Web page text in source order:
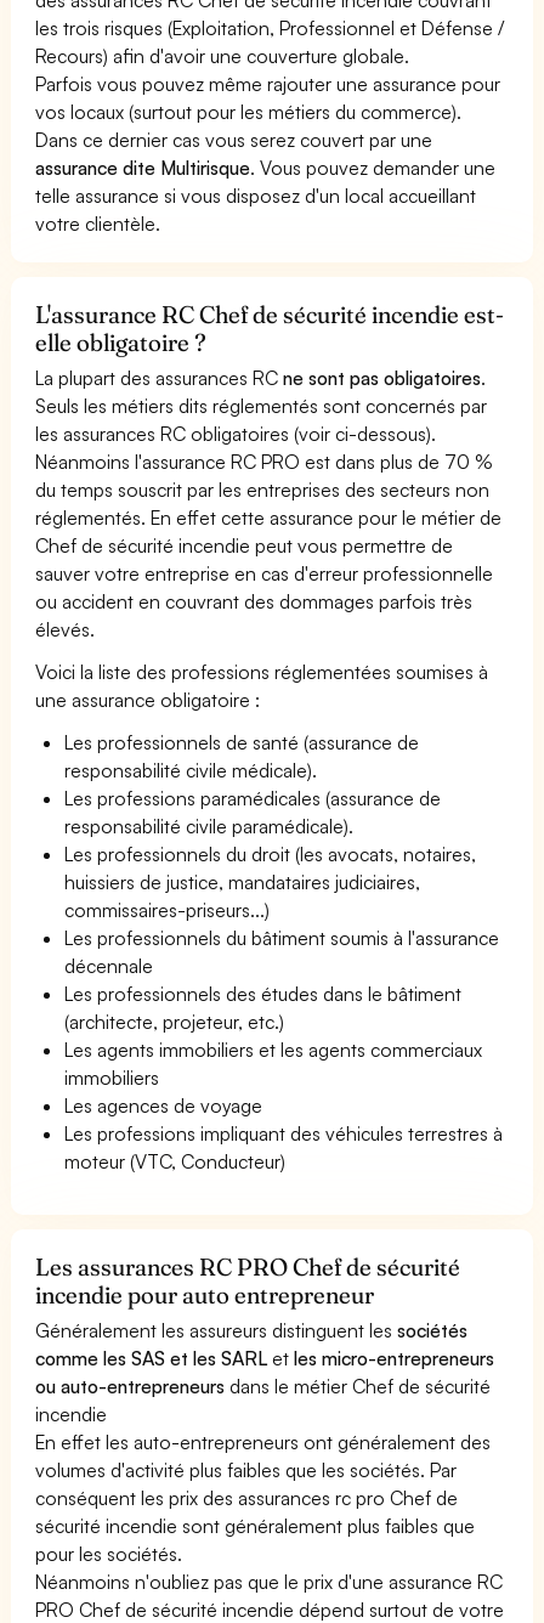
les trois risques (Exploitation, Professionnel et Défense /
Recours) afin d'avoir une couverture globale.
Parfois vous pouvez même rajouter une assurance pour
vos locaux (surtout pour les métiers du commerce).
Dans ce dernier cas vous serez couvert par une
assurance dite Multirisque. Vous pouvez demander une
telle assurance si vous disposez d'un local accueillant
votre clientèle.
L'assurance RC Chef de sécurité incendie est-
elle obligatoire ?
La plupart des assurances RCne sont pas obligatoires.
Seuls les métiers dits réglementés sont concernés par
les assurances RC obligatoires (voir ci-dessous).
Néanmoins l'assurance RC PRO est dans plus de 70 %
du temps souscrit par les entreprises des secteurs non
réglementés. En effet cette assurance pour le métier de
Chef de sécurité incendie peut vous permettre de
sauver votre entreprise en cas d'erreur professionnelle
ou accident en couvrant des dommages parfois très
élevés.
Voici la liste des professions réglementées soumises à
une assurance obligatoire :
Les professionnels de santé (assurance de
responsabilité civile médicale).
Les professions paramédicales (assurance de
responsabilité civile paramédicale).
Les professionnels du droit (les avocats, notaires,
huissiers de justice, mandataires judiciaires,
commissaires-priseurs...)
Les professionnels du bâtiment soumis à l'assurance
décennale
Les professionnels des études dans le bâtiment
(architecte, projeteur, etc.)
Les agents immobiliers et les agents commerciaux
immobiliers
Les agences de voyage
Les professions impliquant des véhicules terrestres à
moteur (VTC, Conducteur)
Les assurances RC PRO Chef de sécurité
incendie pour auto entrepreneur
Généralement les assureurs distinguent lessociétés
comme les SAS et les SARL etles micro-entrepreneurs
ou auto-entrepreneurs dans le métier Chef de sécurité
incendie
En effet les auto-entrepreneurs ont généralement des
volumes d'activité plus faibles que les sociétés. Par
conséquent les prix des assurances rc pro Chef de
sécurité incendie sont généralement plus faibles que
pour les sociétés.
Néanmoins n'oubliez pas que le prix d'une assurance RC
PRO Chef de sécurité incendie dépend surtout de votre